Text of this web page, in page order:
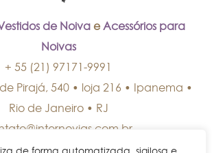
de Noiva e Acessórios para
Noivas
+ 55 (21) 97171-9991
Pirajá, 540 • loja 216 • Ipanema •
Rio de Janeiro• RJ